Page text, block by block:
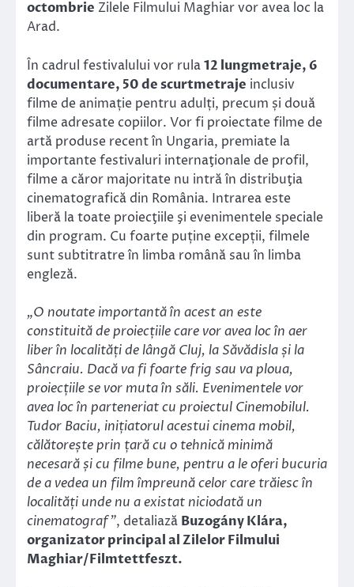
octombrie Zilele Filmului Maghiar vor avea loc la
Arad.
În cadrul festivalului vor rula12 lungmetraje, 6
documentare, 50 de scurtmetraje inclusiv
filme de animație pentru adulți, precum și două
filme adresate copiilor. Vor fi proiectate filme de
artă produse recent în Ungaria, premiate la
importante festivaluri internaţionale de profil,
filme a căror majoritate nu intră în distribuţia
cinematografică din România. Intrarea este
liberă la toate proiecţiile şi evenimentele speciale
din program. Cu foarte puține excepții, filmele
sunt subtitratre în limba română sau în limba
engleză.
„O noutate importantă în acest an este
constituită de proiecțiile care vor avea loc în aer
liber în localități de lângă Cluj, la Săvădisla și la
Sâncraiu. Dacă va fi foarte frig sau va ploua,
proiecțiile se vor muta în săli. Evenimentele vor
avea loc în parteneriat cu proiectul Cinemobilul.
Tudor Baciu, inițiatorul acestui cinema mobil,
călătorește prin țară cu o tehnică minimă
necesară și cu filme bune, pentru a le oferi bucuria
de a vedea un film împreună celor care trăiesc în
localități unde nu a existat niciodată un
cinematograf”, detaliază Buzogány Klára,
organizator principal al Zilelor Filmului
Maghiar/Filmtettfeszt.